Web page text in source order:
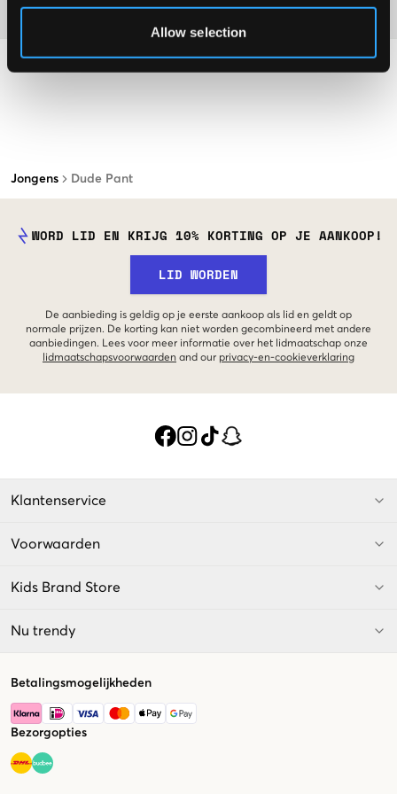
Allow selection
Jongens Dude Pant
Materiaal
WORD LID EN KRIJG 10% KORTING OP JE AANKOOP!
LID WORDEN
De aanbieding is geldig op je eerste aankoop als lid en geldt op
normale prijzen. De korting kan niet worden gecombineerd met andere
aanbiedingen. Lees voor meer informatie over het lidmaatschap onze
lidmaatschapsvoorwaarden and our privacy-en-cookieverklaring
Klantenservice
Voorwaarden
Kids Brand Store
Nu trendy
Betalingsmogelijkheden
Bezorgopties